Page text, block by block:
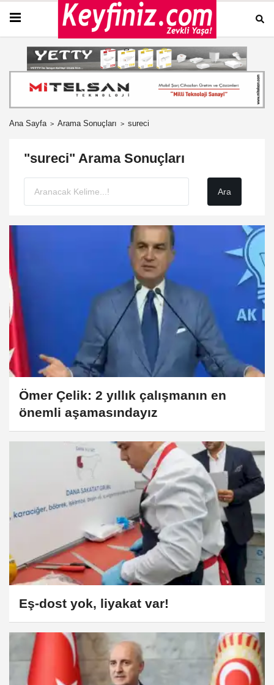
Ana Sayfa Arama Sonuçları sureci
"sureci" Arama Sonuçları
Ömer Çelik: 2 yıllık çalışmanın en
önemli aşamasındayız
Eş-dost yok, liyakat var!